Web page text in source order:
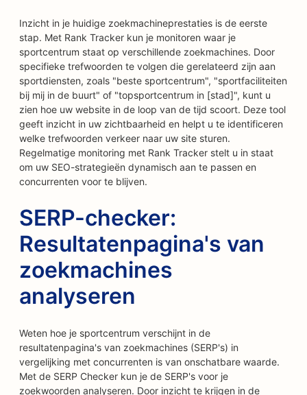
Inzicht in je huidige zoekmachineprestaties is de eerste
stap. Met Rank Tracker kun je monitoren waar je
sportcentrum staat op verschillende zoekmachines. Door
specifieke trefwoorden te volgen die gerelateerd zijn aan
sportdiensten, zoals "beste sportcentrum", "sportfaciliteiten
bij mij in de buurt" of "topsportcentrum in [stad]", kunt u
zien hoe uw website in de loop van de tijd scoort. Deze tool
geeft inzicht in uw zichtbaarheid en helpt u te identificeren
welke trefwoorden verkeer naar uw site sturen.
Regelmatige monitoring met Rank Tracker stelt u in staat
om uw SEO-strategieën dynamisch aan te passen en
concurrenten voor te blijven.
SERP-checker:
Resultatenpagina's van
zoekmachines
analyseren
Weten hoe je sportcentrum verschijnt in de
resultatenpagina's van zoekmachines (SERP's) in
vergelijking met concurrenten is van onschatbare waarde.
Met de SERP Checker kun je de SERP's voor je
zoekwoorden analyseren. Door inzicht te krijgen in de